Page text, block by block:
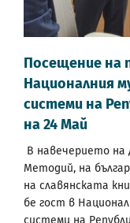
Посещение на
Националния
системи на
на 24 Май
В навечерието
Методий, на
на славянската
бе гост в
системи на